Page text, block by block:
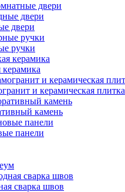
двери
двери
ручки
керамика
и керамическая плитка
камень
панели
сварка швов